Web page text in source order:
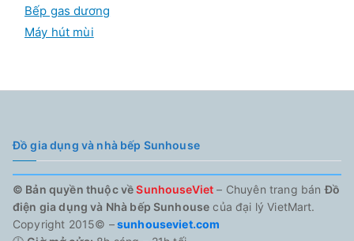
Bếp gas dương
Máy hút mùi
Đồ gia dụng và nhà bếp Sunhouse
© Bản quyền thuộc vềSunhouseViet – Chuyên trang bánĐồ
điện gia dụng và Nhà bếp Sunhouse của đại lý VietMart.
Copyright 2015© –sunhouseviet.com